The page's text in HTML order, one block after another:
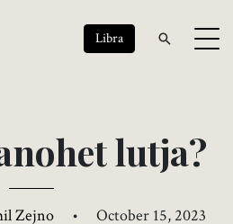
Libra
nohetlutja?
Zejno • October 15, 2023